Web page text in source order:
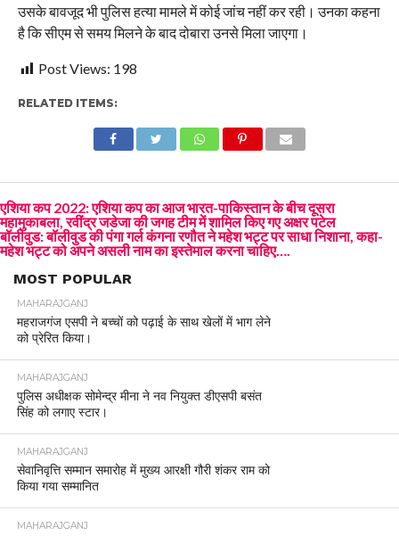
उसके बावजूद भी पुलिस हत्या मामले में कोई जांच नहीं कर रही। उनका कहना
है कि सीएम से समय मिलने के बाद दोबारा उनसे मिला जाएगा।
Post Views: 198
RELATED ITEMS:
एशिया कप 2022: एशिया कप का आज भारत-पाकिस्तान के बीच दूसरा
महामुकाबला, रवींद्र जडेजा की जगह टीम में शामिल किए गए अक्षर पटेल
बॉलीवुड: बॉलीवुड की पंगा गर्ल कंगना रणौत ने महेश भट्ट पर साधा निशाना, कहा-
महेश भट्ट को अपने असली नाम का इस्तेमाल करना चाहिए….
MOST POPULAR
MAHARAJGANJ
महराजगंज एसपी ने बच्चों को पढ़ाई के साथ खेलों में भाग लेने
को प्रेरित किया।
MAHARAJGANJ
पुलिस अधीक्षक सोमेन्द्र मीना ने नव नियुक्त डीएसपी बसंत
सिंह को लगाए स्टार।
MAHARAJGANJ
सेवानिवृत्ति सम्मान समारोह में मुख्य आरक्षी गौरी शंकर राम को
किया गया सम्मानित
MAHARAJGANJ